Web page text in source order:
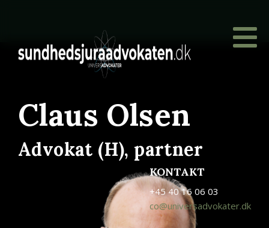
Claus Olsen
Advokat (H), partner
KONTAKT
+45 40 16 06 03
co@universadvokater.dk